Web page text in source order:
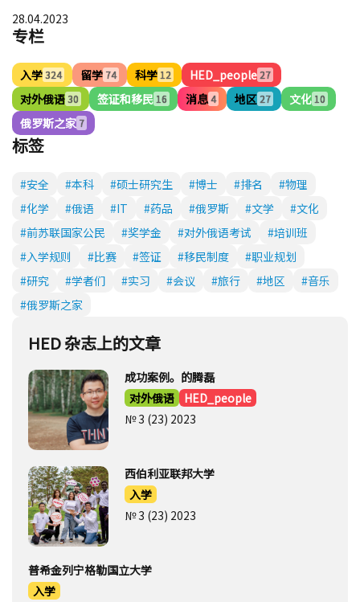
28.04.2023
专栏
入学324 留学 74 科学 12 HED_people27
对外俄语30 签证和移民 16 消息4 地区 27 文化 10
俄罗斯之家 7
标签
#安全 #本科 #硕士研究生 #博士 #排名
#物理
#化学
#俄语 #IT #药品 #俄罗斯 #文学
#文化
#前苏联国家公民
#奖学金 #对外俄语考试
#培训班
#入学规则
#比赛 #签证 #移民制度
#职业规划
#研究
#学者们 #实习 #会议 #旅行 #地区
#音乐
#俄罗斯之家
HED 杂志上的文章
成功案例。的腾磊
对外俄语
HED_people
№ 3 (23) 2023
西伯利亚联邦大学
入学
№ 3 (23) 2023
普希金列宁格勒国立大学
入学